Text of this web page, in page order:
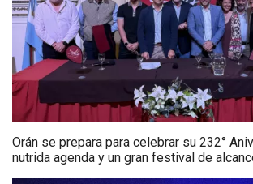
Orán se prepara para celebrar su 232°
nutrida agenda y un gran festival de